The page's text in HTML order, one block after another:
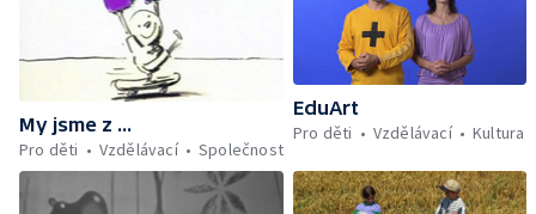
My jsme z ...
Pro děti
Vzdělávací Společnost
EduArt
Pro děti
Vzdělávací Kultura